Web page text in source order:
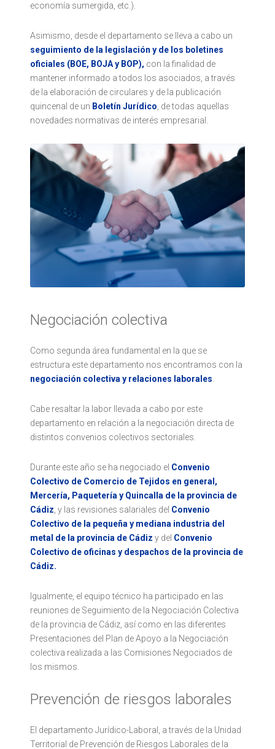
economía sumergida, etc.).
Asimismo, desde el departamento se lleva a cabo un
seguimiento de la legislación y de los boletines
oficiales (BOE, BOJA y BOP), con la finalidad de
mantener informado a todos los asociados, a través
de la elaboración de circulares y de la publicación
quincenal de un Boletín Jurídico , de todas aquellas
novedades normativas de interés empresarial.
Negociación colectiva
Como segunda área fundamental en la que se
estructura este departamento nos encontramos con la
negociación colectiva y relaciones laborales
Cabe resaltar la labor llevada a cabo por este
departamento en relación a la negociación directa de
distintos convenios colectivos sectoriales.
Durante este año se ha negociado el Convenio
Colectivo de Comercio de Tejidos en general,
Mercería, Paquetería y Quincalla de la provincia de
Cádiz , y las revisiones salariales del Convenio
Colectivo de la pequeña y mediana industria del
metal de la provincia de Cádiz y del Convenio
Colectivo de oficinas y despachos de la provincia de
Cádiz.
Igualmente, el equipo técnico ha participado en las
reuniones de Seguimiento de la Negociación Colectiva
de la provincia de Cádiz, así como en las diferentes
Presentaciones del Plan de Apoyo a la Negociación
colectiva realizada a las Comisiones Negociados de
los mismos.
Prevención de riesgos laborales
El departamento Jurídico-Laboral, a través de la Unidad
Territorial de Prevención de Riesgos Laborales de la